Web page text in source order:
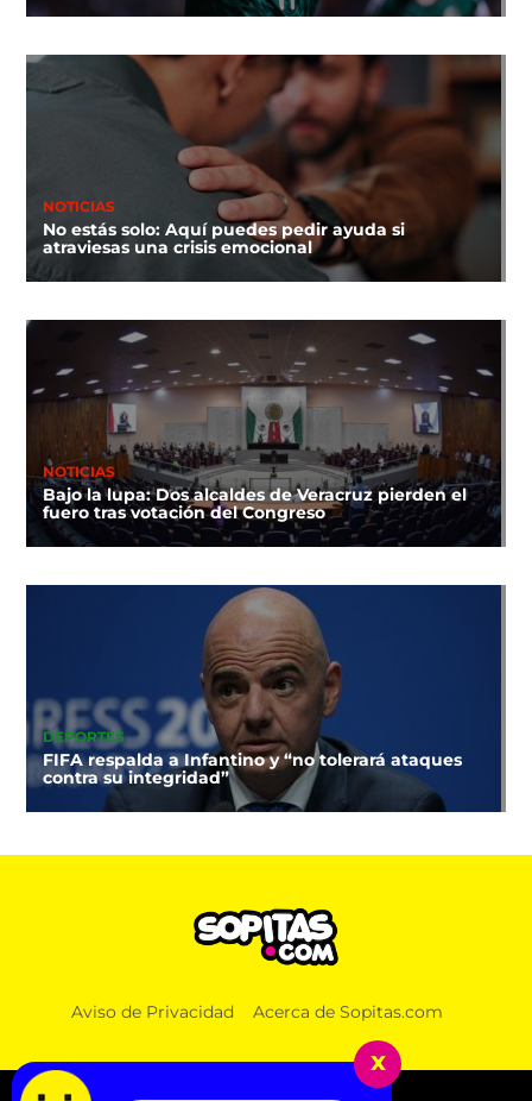
NOTICIAS
No estás solo: Aquí puedes pedir ayuda si
atraviesas una crisis emocional
NOTICIAS
Bajo la lupa: Dos alcaldes de Veracruz pierden el
fuero tras votación del Congreso
DEPORTES
FIFA respalda a Infantino y “no tolerará ataques
contra su integridad”
Aviso de Privacidad Acerca de Sopitas.com
x